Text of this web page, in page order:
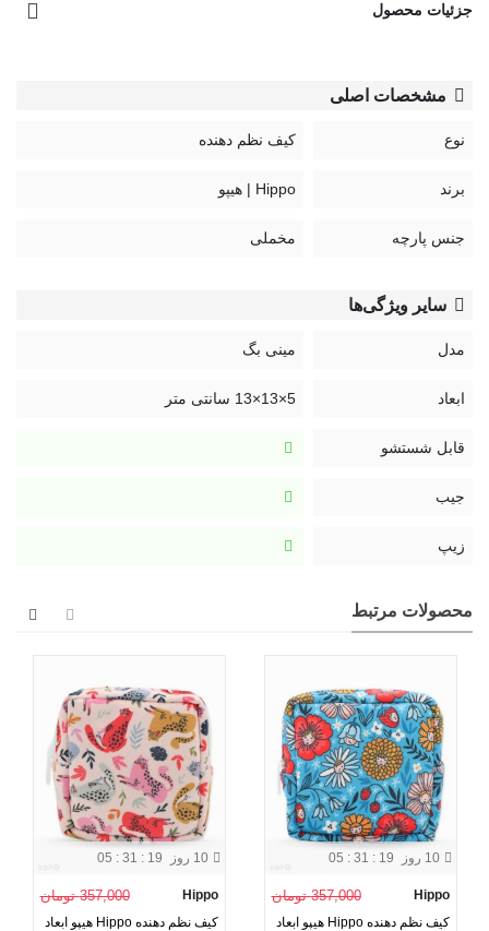
ریز و کوچک است.
جزئیات محصول
مشخصات اصلی
نوع کیف نظم دهنده
برند Hippo | هیپو
جنس پارچه مخملی
سایر ویژگی‌ها
مدل مینی بگ
ابعاد 5×13×13 سانتی متر
قابل شستشو
جیب
زیپ
محصولات مرتبط
10 روز 05 : 31 : 19
Hippo 357,000 تومان
کیف نظم دهنده Hippo هیپو ابعاد
10 روز 05 : 31 : 19
Hippo 357,000 تومان
کیف نظم دهنده Hippo هیپو ابعاد